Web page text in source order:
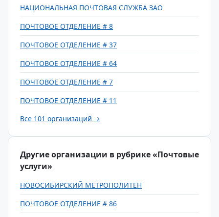
НАЦИОНАЛЬНАЯ ПОЧТОВАЯ СЛУЖБА ЗАО
ПОЧТОВОЕ ОТДЕЛЕНИЕ # 8
ПОЧТОВОЕ ОТДЕЛЕНИЕ # 37
ПОЧТОВОЕ ОТДЕЛЕНИЕ # 64
ПОЧТОВОЕ ОТДЕЛЕНИЕ # 7
ПОЧТОВОЕ ОТДЕЛЕНИЕ # 11
Все 101 организаций →
Другие организации в рубрике «Почтовые
услуги»
НОВОСИБИРСКИЙ МЕТРОПОЛИТЕН
ПОЧТОВОЕ ОТДЕЛЕНИЕ # 86